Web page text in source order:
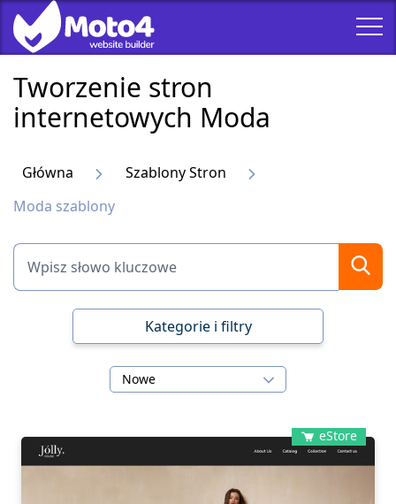
Tworzenie stron
internetowych Moda
Główna
Szablony Stron
Moda szablony
Kategorie i filtry
Nowe
eStore